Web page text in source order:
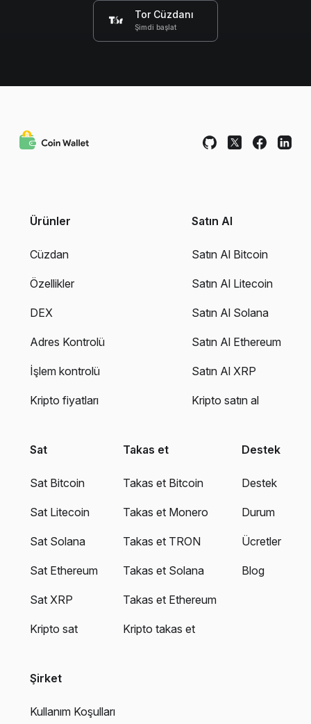
Tor Cüzdanı
Şimdi başlat
Ürünler
Cüzdan
Özellikler
DEX
Adres Kontrolü
İşlem kontrolü
Kripto fiyatları
Satın Al
Satın Al Bitcoin
Satın Al Litecoin
Satın Al Solana
Satın Al Ethereum
Satın Al XRP
Kripto satın al
Sat
Sat Bitcoin
Sat Litecoin
Sat Solana
Sat Ethereum
Sat XRP
Kripto sat
Takas et
Takas et Bitcoin
Takas et Monero
Takas et TRON
Takas et Solana
Takas et Ethereum
Kripto takas et
Destek
Destek
Durum
Ücretler
Blog
Şirket
Kullanım Koşulları